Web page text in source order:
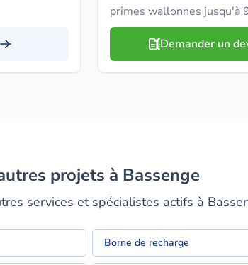
primes wallonnes jusqu'à
Demander un
projets à Bassenge
services et spécialistes actifs à
Borne de recharge